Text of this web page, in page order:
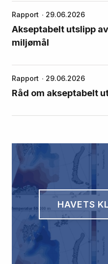
Rapport 29.06.2026
Akseptabelt utslipp
miljømål
Rapport 29.06.2026
Råd om akseptabelt
HAVETS